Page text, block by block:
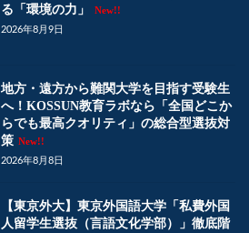
る「環境の力」
New!!
2026年8月9日
地方・遠方から難関大学を目指す受験生
へ！KOSSUN教育ラボなら「全国どこか
らでも最高クオリティ」の総合型選抜対
策 New!!
2026年8月8日
【東京外大】東京外国語大学「私費外国
人留学生選抜（言語文化学部）」徹底階